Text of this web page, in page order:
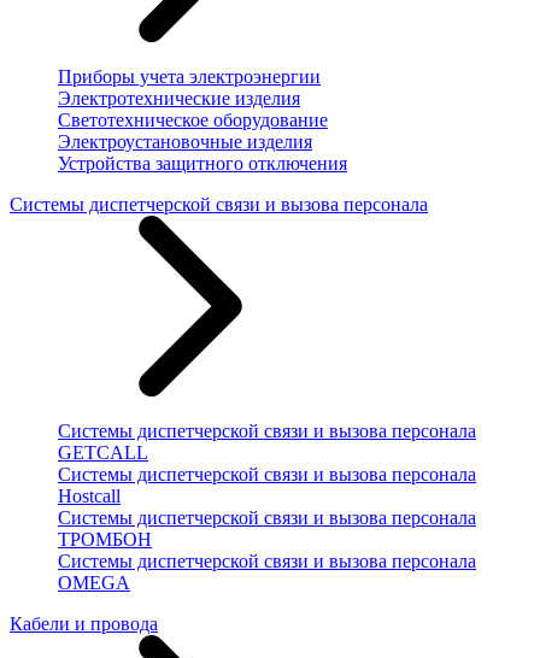
Приборы учета электроэнергии
Электротехнические изделия
Светотехническое оборудование
Электроустановочные изделия
Устройства защитного отключения
Системы диспетчерской связи и вызова персонала
Системы диспетчерской связи и вызова персонала
GETCALL
Системы диспетчерской связи и вызова персонала
Hostcall
Системы диспетчерской связи и вызова персонала
ТРОМБОН
Системы диспетчерской связи и вызова персонала
OMEGA
Кабели и провода